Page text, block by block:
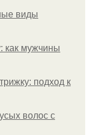
виды
как мужчины
подход к
волос с